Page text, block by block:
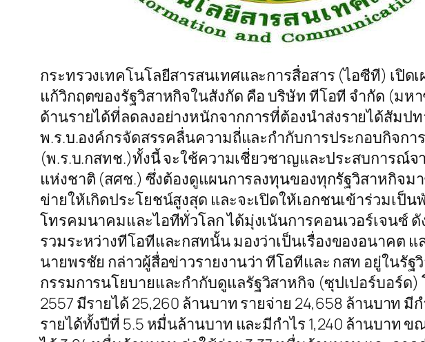
กระทรวงเทคโนโลยีสารสนเทศและการสื่อสาร (ไอซีที) เปิ
แก้วิกฤตของรัฐวิสาหกิจในสังกัด คือ บริษัท ทีโอที จำกัด (
ด้านรายได้ที่ลดลงอย่างหนักจากการที่ต้องนำส่งรายได้สัมป
พ.ร.บ.องค์กรจัดสรรคลื่นความถี่และกำกับการประกอบกิจก
(พ.ร.บ.กสทช.)ทั้งนี้ จะใช้ความเชี่ยวชาญและประสบการณ์
แห่งชาติ (สศช.) ซึ่งต้องดูแผนการลงทุนของทุกรัฐวิสาหกิจ
ข่ายให้เกิดประโยชน์สูงสุด และจะเปิดให้เอกชนเข้าร่วมเป็
โทรคมนาคมและไอทีทั่วโลก ได้มุ่งเนันการคอนเวอร์เจนซ์
รวมระหว่างทีโอทีและกสทนั้น มองว่าเป็นเรื่องของอนาคต
นายพรชัย กล่าวผู้สื่อข่าวรายงานว่า ทีโอทีและ กสท อยู่ในรั
กรรมการนโยบายและกำกับดูแลรัฐวิสาหกิจ (ซุปเปอร์บอร์ด
2557 มีรายได้ 25,260 ล้านบาท รายจ่าย 24,658 ล้านบาท
รายได้ทั้งปีที่ 5.5 หมื่นล้านบาท และมีกำไร 1,240 ล้านบาท